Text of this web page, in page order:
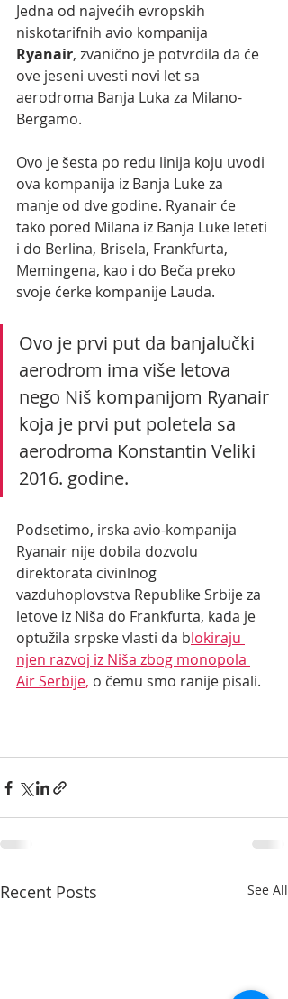
Jedna od najvećih evropskih
niskotarifnih avio kompanija
Ryanair, zvanično je potvrdila da će
ove jeseni uvesti novi let sa
aerodroma Banja Luka za Milano-
Bergamo.
Ovo je šesta po redu linija koju uvodi
ova kompanija iz Banja Luke za
manje od dve godine. Ryanair će
tako pored Milana iz Banja Luke leteti
i do Berlina, Brisela, Frankfurta,
Memingena, kao i do Beča preko
svoje ćerke kompanije Lauda.
Ovo je prvi put da banjalučki
aerodrom ima više letova
nego Niš kompanijom Ryanair
koja je prvi put poletela sa
aerodroma Konstantin Veliki
2016. godine.
Podsetimo, irska avio-kompanija
Ryanair nije dobila dozvolu
direktorata civinlnog
vazduhoplovstva Republike Srbije za
letove iz Niša do Frankfurta, kada je
optužila srpske vlasti da blokiraju
njen razvoj iz Niša zbog monopola
Air Serbije, o čemu smo ranije pisali.
Recent Posts See All